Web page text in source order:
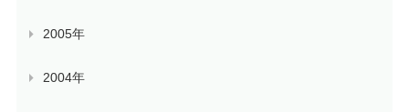
2005年
2004年